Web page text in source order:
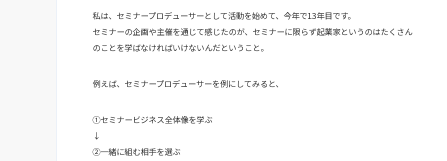
私は、セミナープロデューサーとして活動を始めて、今年で13年目です。
セミナーの企画や主催を通じて感じたのが、セミナーに限らず起業家というのはたくさん
のことを学ばなければいけないんだということ。
例えば、セミナープロデューサーを例にしてみると、
①セミナービジネス全体像を学ぶ
↓
②一緒に組む相手を選ぶ